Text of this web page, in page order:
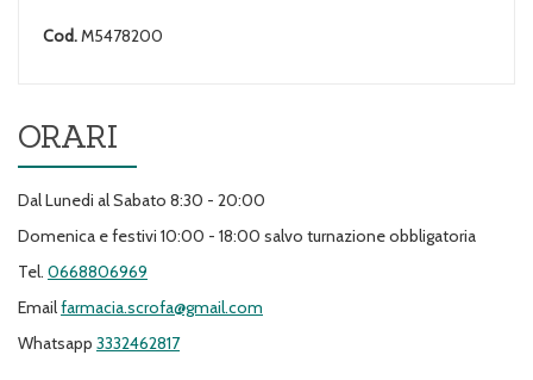
Cod.M5478200
ORARI
Dal Lunedi al Sabato 8:30 - 20:00
Domenica e festivi 10:00 - 18:00 salvo turnazione obbligatoria
Tel. 0668806969
Emailfarmacia.scrofa@gmail.com
Whatsapp 3332462817